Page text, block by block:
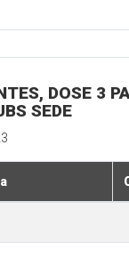
DOSE 3
SEDE